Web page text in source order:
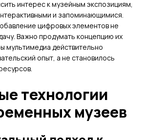
интерес к музейным экспозициям,
и запоминающимися.
цифровых элементов не
Важно продумать концепцию их
мультимедиа действительно
опыт, а не становилось
технологии
музеев